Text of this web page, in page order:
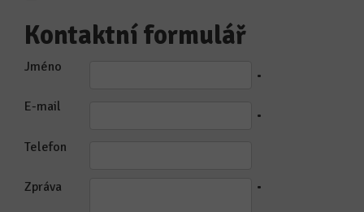
Kontaktní formulář
Jméno
•
E-mail
•
Telefon
Zpráva •